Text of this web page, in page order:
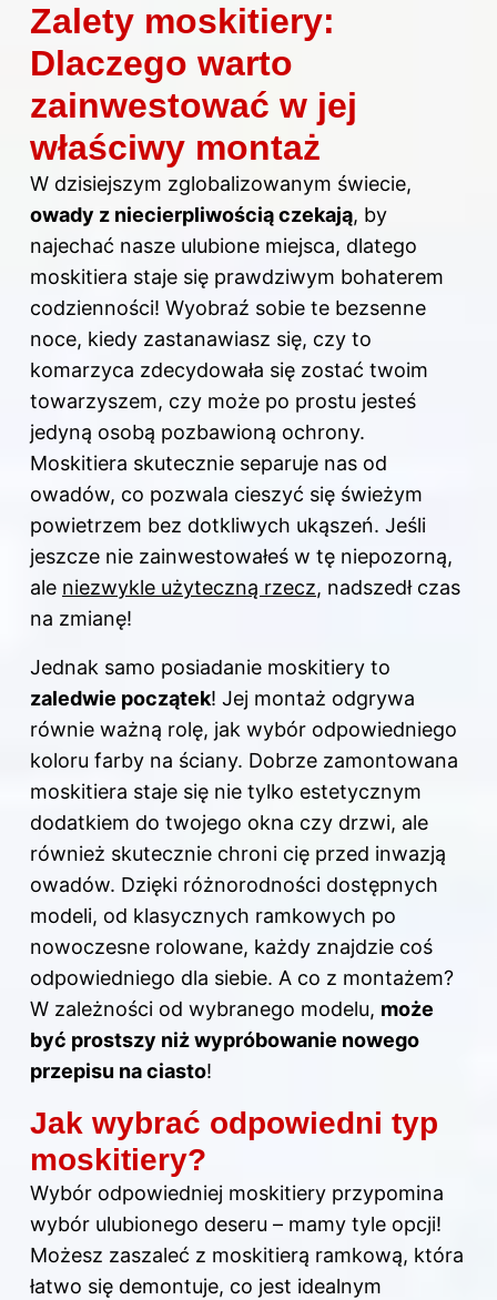
Zalety moskitiery:
Dlaczego warto
zainwestować w jej
właściwy montaż
W dzisiejszym zglobalizowanym świecie,
owady z niecierpliwością czekają, by
najechać nasze ulubione miejsca, dlatego
moskitiera staje się prawdziwym bohaterem
codzienności! Wyobraź sobie te bezsenne
noce, kiedy zastanawiasz się, czy to
komarzyca zdecydowała się zostać twoim
towarzyszem, czy może po prostu jesteś
jedyną osobą pozbawioną ochrony.
Moskitiera skutecznie separuje nas od
owadów, co pozwala cieszyć się świeżym
powietrzem bez dotkliwych ukąszeń. Jeśli
jeszcze nie zainwestowałeś w tę niepozorną,
ale niezwykle użyteczną rzecz, nadszedł czas
na zmianę!
Jednak samo posiadanie moskitiery to
zaledwie początek! Jej montaż odgrywa
równie ważną rolę, jak wybór odpowiedniego
koloru farby na ściany. Dobrze zamontowana
moskitiera staje się nie tylko estetycznym
dodatkiem do twojego okna czy drzwi, ale
również skutecznie chroni cię przed inwazją
owadów. Dzięki różnorodności dostępnych
modeli, od klasycznych ramkowych po
nowoczesne rolowane, każdy znajdzie coś
odpowiedniego dla siebie. A co z montażem?
W zależności od wybranego modelu, może
być prostszy niż wypróbowanie nowego
przepisu na ciasto!
Jak wybrać odpowiedni typ
moskitiery?
Wybór odpowiedniej moskitiery przypomina
wybór ulubionego deseru – mamy tyle opcji!
Możesz zaszaleć z moskitierą ramkową, która
łatwo się demontuje, co jest idealnym